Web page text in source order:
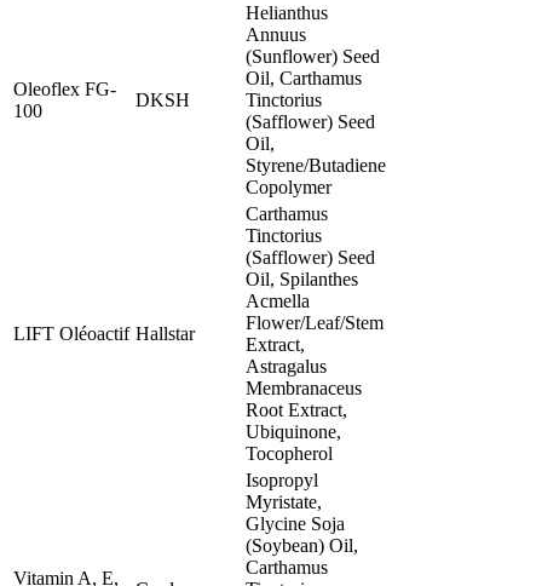
Oleoflex FG-
100
DKSH
Helianthus
Annuus
(Sunflower) Seed
Oil, Carthamus
Tinctorius
(Safflower) Seed
Oil,
Styrene/Butadiene
Copolymer
LIFT Oléoactif Hallstar
Carthamus
Tinctorius
(Safflower) Seed
Oil, Spilanthes
Acmella
Flower/Leaf/Stem
Extract,
Astragalus
Membranaceus
Root Extract,
Ubiquinone,
Tocopherol
Vitamin A, E,
Isopropyl
Myristate,
Glycine Soja
(Soybean) Oil,
Carthamus